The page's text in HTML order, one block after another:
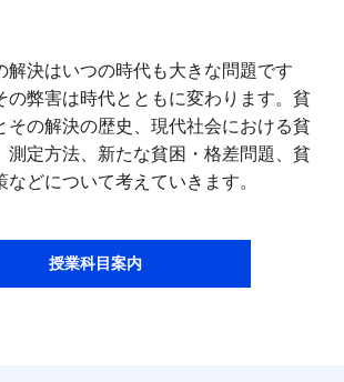
解決はいつの時代も大きな問題です
の弊害は時代とともに変わります。貧
その解決の歴史、現代社会における貧
測定方法、新たな貧困・格差問題、貧
などについて考えていきます。
授業科目案内